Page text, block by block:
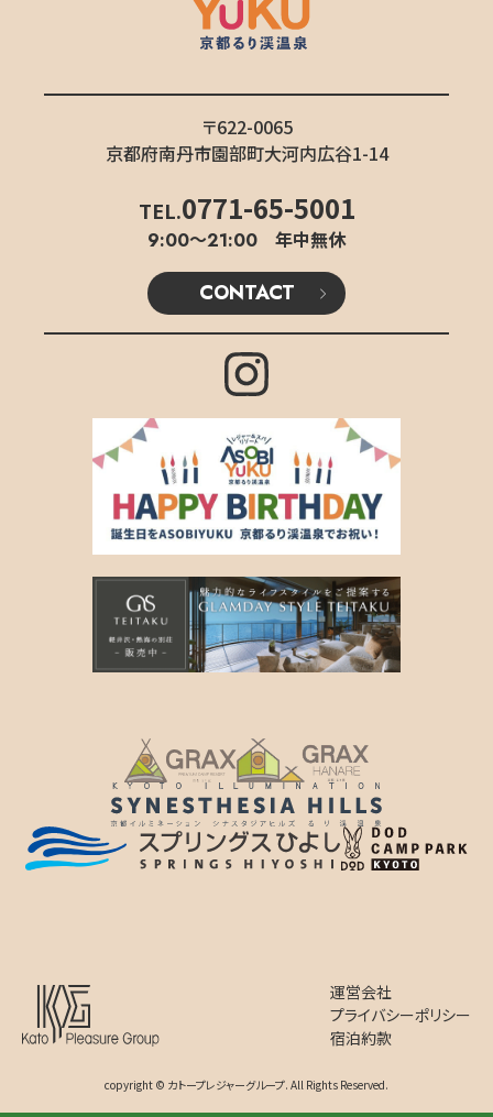
〒622-0065
京都府南丹市園部町大河内広谷1-14
TEL.0771-65-5001
9:00〜21:00 年中無休
CONTACT
運営会社
プライバシーポリシー
宿泊約款
copyright © カトープレジャーグループ. All Rights Reserved.